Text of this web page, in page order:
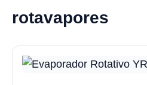
rotavapores